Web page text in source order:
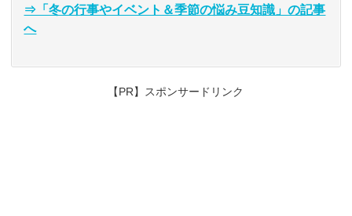
⇒「冬の行事やイベント＆季節の悩み豆知識」の記事
へ
【PR】スポンサードリンク